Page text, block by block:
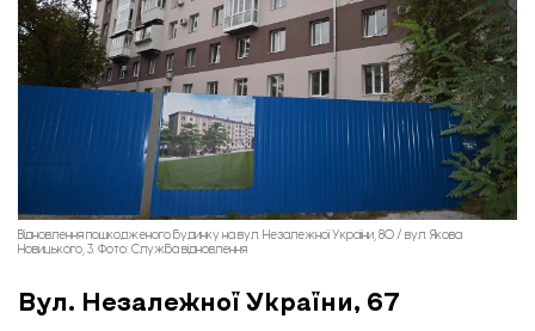
Відновлення пошкодженого будинку на вул. Незалежної України, 80 / вул. Якова
Новицького, 3. Фото: Служба відновлення
Вул. Незалежної України, 67